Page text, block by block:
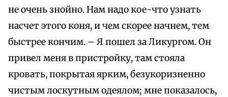
не очень знойно. Нам надо кое-что узнать
насчет этого коня, и чем скорее начнем, тем
быстрее кончим. – Я пошел за Ликургом. Он
привел меня в пристройку, там стояла
кровать, покрытая ярким, безукоризненно
чистым лоскутным одеялом; мне показалось,